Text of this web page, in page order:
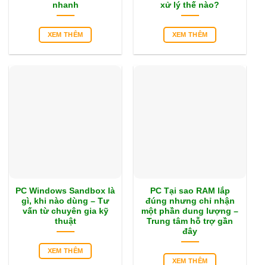
nhanh
XEM THÊM
xử lý thế nào?
XEM THÊM
PC Windows Sandbox là
gì, khi nào dùng – Tư
vấn từ chuyên gia kỹ
thuật
XEM THÊM
PC Tại sao RAM lắp
đúng nhưng chỉ nhận
một phần dung lượng –
Trung tâm hỗ trợ gần
đây
XEM THÊM